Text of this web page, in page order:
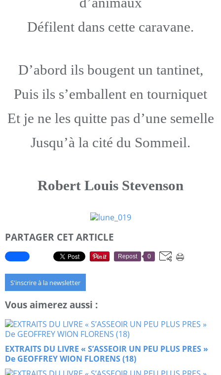
Défilent dans cette caravane.
D’abord ils bougent un tantinet,
Puis ils s’emballent en tourniquet
Et je ne les quitte pas d’une semelle
Jusqu’à la cité du Sommeil.
Robert Louis Stevenson
PARTAGER CET ARTICLE
Repost 0
S'inscrire à la newsletter
Vous aimerez aussi :
EXTRAITS DU LIVRE « S’ASSEOIR UN PEU PLUS PRES »
De GEOFFREY WION FLORENS (18)